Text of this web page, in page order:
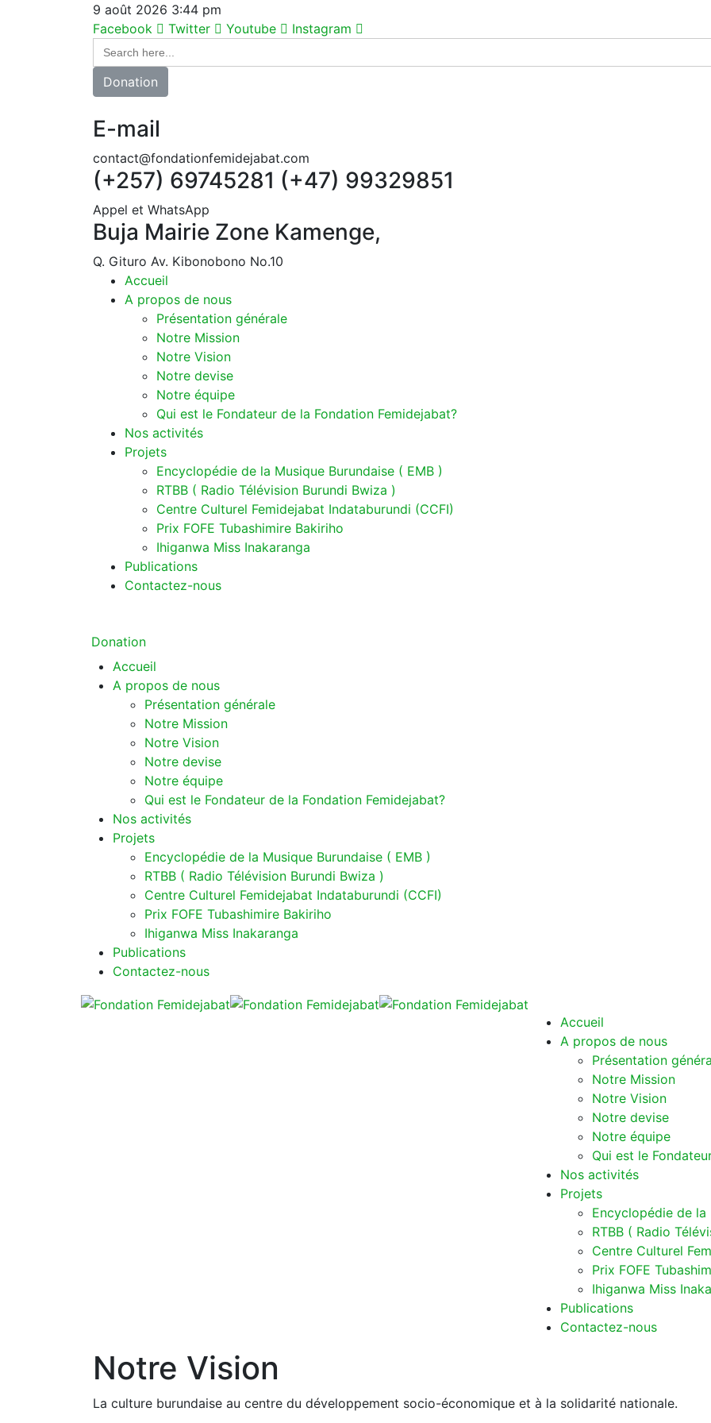
9 août 2026 3:44 pm
Facebook
Twitter Youtube
Instagram
Search
for:
Donation
E-mail
contact@fondationfemidejabat.com
(+257) 69745281 (+47) 99329851
Appel et WhatsApp
Buja Mairie Zone Kamenge,
Q. Gituro Av. Kibonobono No.10
Accueil
A propos de nous
Présentation générale
Notre Mission
Notre Vision
Notre devise
Notre équipe
Qui est le Fondateur de la Fondation Femidejabat?
Nos activités
Projets
Encyclopédie de la Musique Burundaise ( EMB )
RTBB ( Radio Télévision Burundi Bwiza )
Centre Culturel Femidejabat Indataburundi (CCFI)
Prix FOFE Tubashimire Bakiriho
Ihiganwa Miss Inakaranga
Publications
Contactez-nous
Donation
Accueil
A propos de nous
Présentation générale
Notre Mission
Notre Vision
Notre devise
Notre équipe
Qui est le Fondateur de la Fondation Femidejabat?
Nos activités
Projets
Encyclopédie de la Musique Burundaise ( EMB )
RTBB ( Radio Télévision Burundi Bwiza )
Centre Culturel Femidejabat Indataburundi (CCFI)
Prix FOFE Tubashimire Bakiriho
Ihiganwa Miss Inakaranga
Publications
Contactez-nous
Accueil
A propos de nous
Présentation
Notre Mission
Notre Vision
Notre devise
Notre équipe
Qui est le
Nos activités
Projets
Encyclopédie de la
RTBB ( Radio
Centre Culturel
Prix FOFE
Ihiganwa Miss
Publications
Contactez-nous
Notre Vision
La culture burundaise au centre du développement socio-économique et à la solidarité nationale.